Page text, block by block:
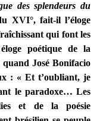
des splendeurs du
XVI°, fait-il l’éloge
qui font les
poétique de la
José Bonifacio
: « Et t’oubliant, je
le paradoxe… Les
et de la poésie